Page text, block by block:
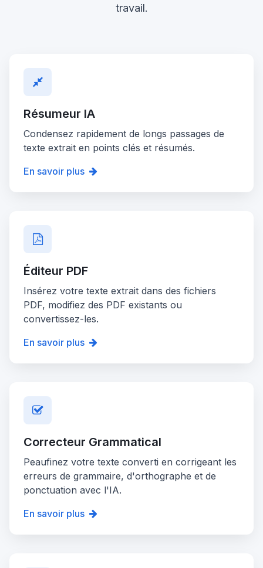
travail.
Résumeur IA
Condensez rapidement de longs passages de
texte extrait en points clés et résumés.
En savoir plus
Éditeur PDF
Insérez votre texte extrait dans des fichiers
PDF, modifiez des PDF existants ou
convertissez-les.
En savoir plus
Correcteur Grammatical
Peaufinez votre texte converti en corrigeant les
erreurs de grammaire, d'orthographe et de
ponctuation avec l'IA.
En savoir plus